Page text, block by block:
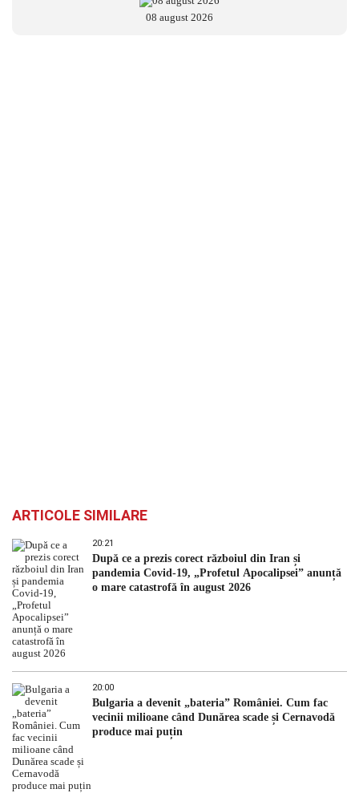
08 august 2026
ARTICOLE SIMILARE
20:21
După ce a prezis corect războiul din Iran și
pandemia Covid-19, „Profetul Apocalipsei” anunță
o mare catastrofă în august 2026
20:00
Bulgaria a devenit „bateria” României. Cum fac
vecinii milioane când Dunărea scade și Cernavodă
produce mai puțin